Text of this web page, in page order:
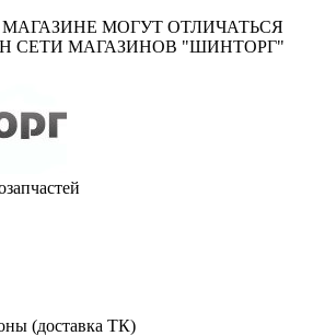
МОГУТ ОТЛИЧАТЬСЯ
СЕТИ МАГАЗИНОВ "ШИНТОРГ"
(доставка ТК)